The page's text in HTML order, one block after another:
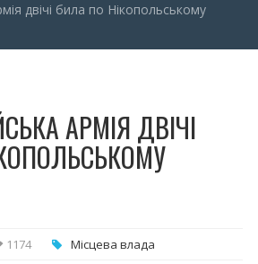
двічі била по Нікопольському
АРМІЯ ДВІЧІ
1174 Місцева влада